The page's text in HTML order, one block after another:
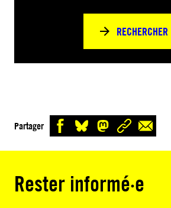
RECHERCHER
Partager
Rester informé·e